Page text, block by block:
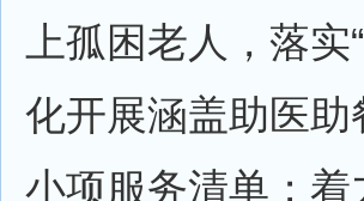
上孤困老人，落
化开展涵盖助医
小项服务清单；着